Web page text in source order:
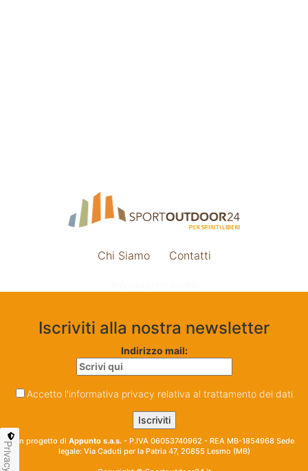
Chi Siamo Contatti
Iscriviti alla nostra newsletter
Indirizzo mail:
Accetto l'informativa privacy relativa al trattamento dei dati
Un progetto di Appunto s.a.s. - P.IVA 06053740962 - REA MB-1854968 Sede
legale: Via Caduti per la Patria 47, 20855 Lesmo (MB)
Privacy